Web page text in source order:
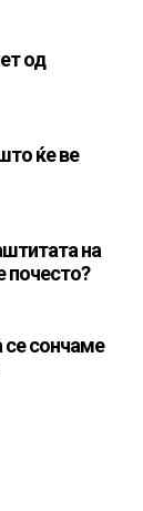
од
ќе ве
на
почесто?
се сончаме